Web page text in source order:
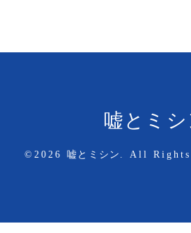
嘘とミシ
©2026嘘とミシン . All Rights